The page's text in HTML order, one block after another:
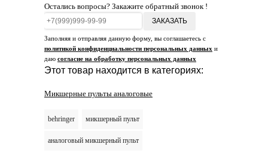
Остались вопросы? Закажите обратный звонок !
ЗАКАЗАТЬ
Заполняя и отправляя данную форму, вы соглашаетесь с
политикой конфиденциальности персональных данных и
даю согласие на обработку персональных данных
Этот товар находится в категориях:
Микшерные пульты аналоговые
behringer микшерный пульт
аналоговый микшерный пульт